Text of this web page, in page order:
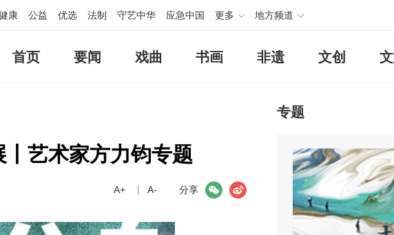
康 公益 优选 法制 守艺中华 应急中国 更多 地方频道
首页 要闻 戏曲 书画 非遗 文创
艺术家方力钧专题
分享
微信
A+ A-
专题